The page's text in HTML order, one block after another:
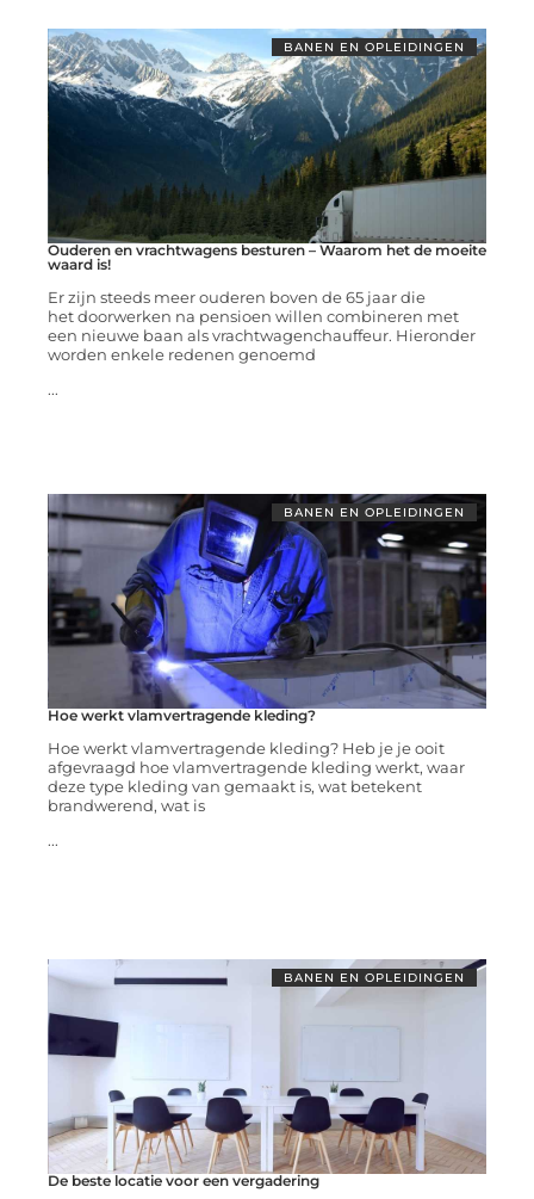
BANEN EN OPLEIDINGEN
Ouderen en vrachtwagens besturen – Waarom het de moeite
waard is!
Er zijn steeds meer ouderen boven de 65 jaar die
het doorwerken na pensioen willen combineren met
een nieuwe baan als vrachtwagenchauffeur. Hieronder
worden enkele redenen genoemd
...
BANEN EN OPLEIDINGEN
Hoe werkt vlamvertragende kleding?
Hoe werkt vlamvertragende kleding? Heb je je ooit
afgevraagd hoe vlamvertragende kleding werkt, waar
deze type kleding van gemaakt is, wat betekent
brandwerend, wat is
...
BANEN EN OPLEIDINGEN
De beste locatie voor een vergadering